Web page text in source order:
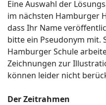
Eine Auswahl der
im nächsten Hamburger
dass Ihr Name
bitte ein Pseudonym mit.
Hamburger Schule
Zeichnungen zur
können leider nicht
Der Zeitrahmen